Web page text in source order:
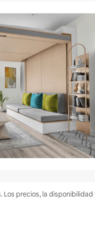
precios, la